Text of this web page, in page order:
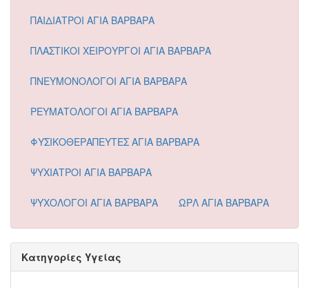
ΠΑΙΔΙΑΤΡΟΙ ΑΓΙΑ ΒΑΡΒΑΡΑ
ΠΛΑΣΤΙΚΟΙ ΧΕΙΡΟΥΡΓΟΙ ΑΓΙΑ ΒΑΡΒΑΡΑ
ΠΝΕΥΜΟΝΟΛΟΓΟΙ ΑΓΙΑ ΒΑΡΒΑΡΑ
ΡΕΥΜΑΤΟΛΟΓΟΙ ΑΓΙΑ ΒΑΡΒΑΡΑ
ΦΥΣΙΚΟΘΕΡΑΠΕΥΤΕΣ ΑΓΙΑ ΒΑΡΒΑΡΑ
ΨΥΧΙΑΤΡΟΙ ΑΓΙΑ ΒΑΡΒΑΡΑ
ΨΥΧΟΛΟΓΟΙ ΑΓΙΑ ΒΑΡΒΑΡΑ ΩΡΛ ΑΓΙΑ ΒΑΡΒΑΡΑ
Κατηγορίες Υγείας